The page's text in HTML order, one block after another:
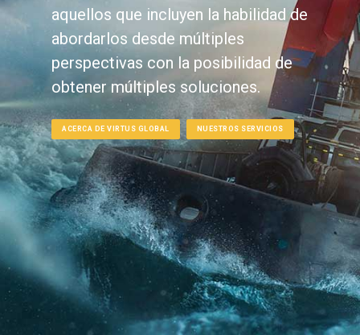
aquellos que incluyen la habilidad de
abordarlos desde múltiples
perspectivas con la posibilidad de
obtener múltiples soluciones.
ACERCA DE VIRTUS GLOBAL NUESTROS SERVICIOS